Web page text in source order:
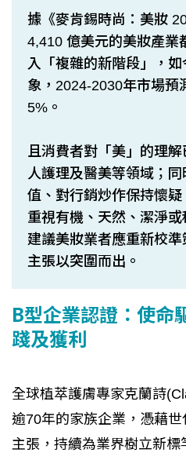
據《麥肯錫時尚：美妝
4,410 億美元的美妝產業
入「複雜的新階段」，
象，2024-2030年市場預
5%。
且消費者對「美」的理
人護理及醫美等領域；
值、對行銷炒作保持懷
重視有機、天然、潔淨
建議美妝業者應重新校
主張以突圍而出。
B型企業認證：使命
踐及獲利
全球植萃護膚專家克蘭詩
逾70年的家族企業，憑藉
主張，持續為業界樹立新